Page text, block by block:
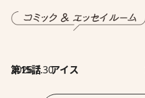
2026.7.30
第15話 アイス